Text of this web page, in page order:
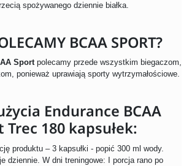
spożywanego dziennie białka.
BCAA SPORT?
Sport polecamy przede wszystkim biegaczom,
ponieważ uprawiają sporty wytrzymałościowe.
Endurance BCAA
Trec 180 kapsułek:
produktu – 3 kapsułki - popić 300 ml wody.
dziennie. W dni treningowe: I porcja rano po